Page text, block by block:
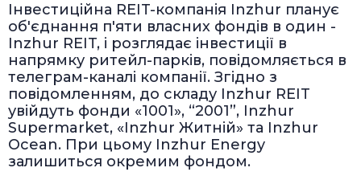
Інвестиційна REIT-компанія Inzhur планує
об'єднання п'яти власних фондів в один -
Inzhur REIT, і розглядає інвестиції в
напрямку ритейл-парків, повідомляється в
телеграм-каналі компанії. Згідно з
повідомленням, до складу Inzhur REIT
увійдуть фонди «1001», “2001”, Inzhur
Supermarket, «Inzhur Житній» та Inzhur
Ocean. При цьому Inzhur Energy
залишиться окремим фондом.